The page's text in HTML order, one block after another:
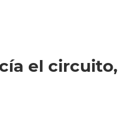
el circuito,